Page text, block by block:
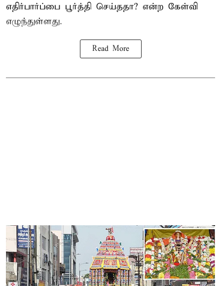
எதிர்பார்ப்பை பூர்த்தி செய்ததா? என்ற கேள்வி
எழுந்துள்ளது.
Read More